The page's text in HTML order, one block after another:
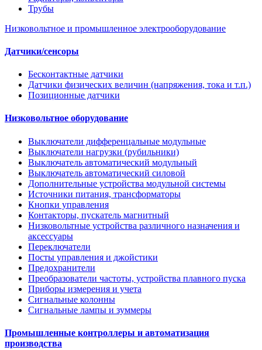
Трубы
Низковольтное и промышленное электрооборудование
Датчики/сенсоры
Бесконтактные датчики
Датчики физических величин (напряжения, тока и т.п.)
Позиционные датчики
Низковольтное оборудование
Выключатели дифференцальные модульные
Выключатели нагрузки (рубильники)
Выключатель автоматический модульный
Выключатель автоматический силовой
Дополнительные устройства модульной системы
Источники питания, трансформаторы
Кнопки управления
Контакторы, пускатель магнитный
Низковольтные устройства различного назначения и
аксессуары
Переключатели
Посты управления и джойстики
Предохранители
Преобразователи частоты, устройства плавного пуска
Приборы измерения и учета
Сигнальные колонны
Сигнальные лампы и зуммеры
Промышленные контроллеры и автоматизация
производства